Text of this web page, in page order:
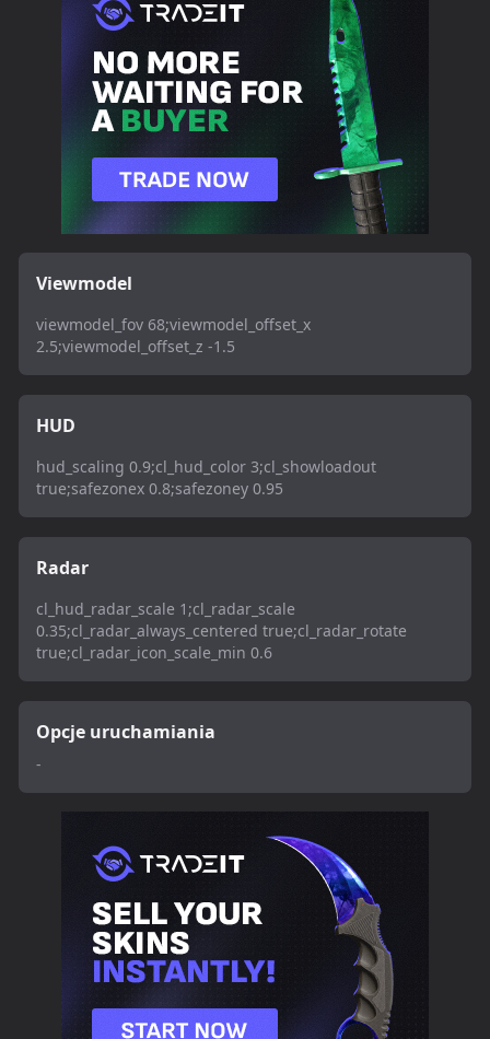
Viewmodel
viewmodel_fov 68;viewmodel_offset_x
2.5;viewmodel_offset_z -1.5
HUD
hud_scaling 0.9;cl_hud_color 3;cl_showloadout
true;safezonex 0.8;safezoney 0.95
Radar
cl_hud_radar_scale 1;cl_radar_scale
0.35;cl_radar_always_centered true;cl_radar_rotate
true;cl_radar_icon_scale_min 0.6
Opcje uruchamiania
-